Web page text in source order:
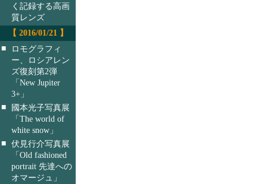
く記録する高画
質レンズ
【 2016/01/21 】
■
ロモグラフィ
ー、ロシアレン
ズ復刻第2弾
「New Jupiter
3+」
■
國本光子写真展
「The world of
white snow」
■ 伏見行介写真展
「Old fashioned
portrait 先達への
オマージュ」